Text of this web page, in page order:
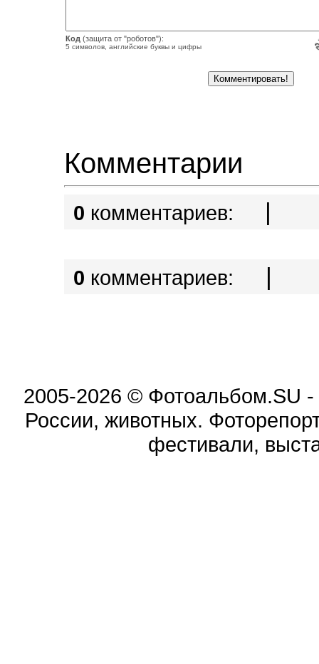
Код (защита от "роботов"):
5 символов, английские буквы и цифры
Комментарии
0 комментариев: |
0 комментариев: |
2005-2026 © Фотоальбом.SU -
России, животных.
фестивали,